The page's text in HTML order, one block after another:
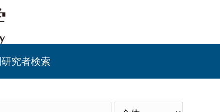
究者検索